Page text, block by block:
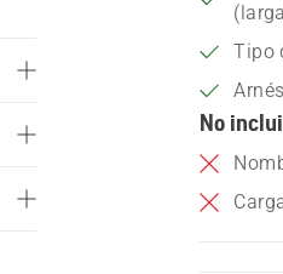
Tipo
No